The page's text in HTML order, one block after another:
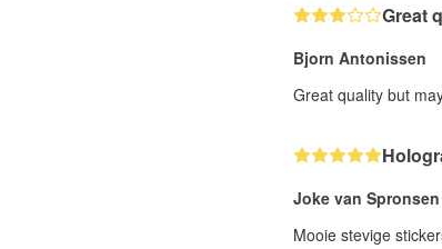
Great
Bjorn Antonissen
Great quality but
Joke van Spronsen
Mooie stevige